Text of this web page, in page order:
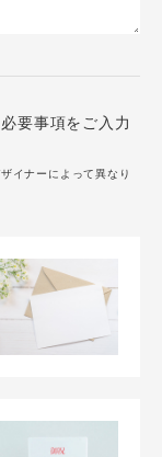
要事項をご入力
イナーによって異なり